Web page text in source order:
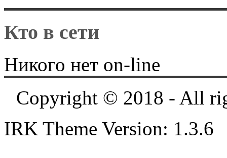
Кто в сети
Никого нет on-line
Copyright © 2018 - All
IRK Theme Version: 1.3.6